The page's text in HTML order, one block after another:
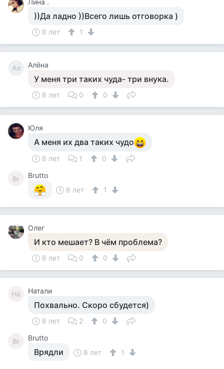
Лина .
))Да ладно ))Всего лишь отговорка )
8 лет 1
Ал Алёна
У меня три таких чуда- три внука.
8 лет 0 0
Юля
А меня их два таких чудо
8 лет 1 0
Br
Brutto
8 лет
1
Олег
И кто мешает? В чём проблема?
8 лет 0 0
На Натали
Похвально. Скоро сбудется)
8 лет 2 0
Br Brutto
Врядли 8 лет 1